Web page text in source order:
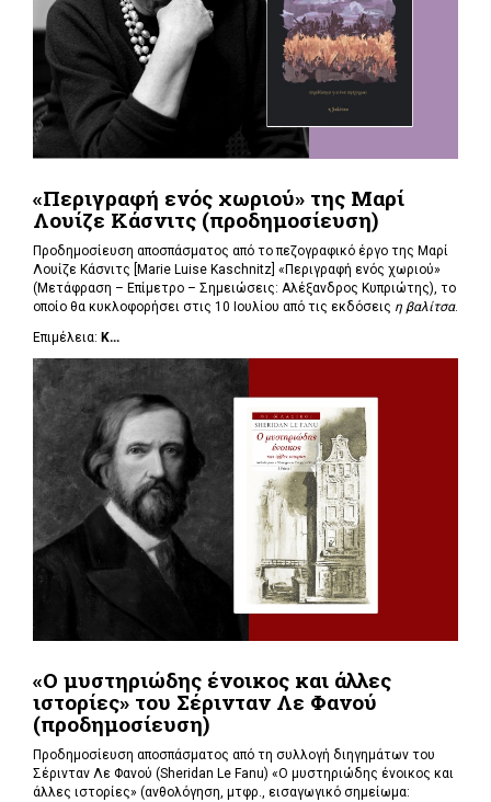
«Περιγραφή ενός χωριού» της Μαρί
Λουίζε Κάσνιτς (προδημοσίευση)
Προδημοσίευση αποσπάσματος από το πεζογραφικό έργο της Μαρί
Λουίζε Κάσνιτς [Marie Luise Kaschnitz] «Περιγραφή ενός χωριού»
(Μετάφραση – Επίμετρο – Σημειώσεις: Αλέξανδρος Κυπριώτης), το
οποίο θα κυκλοφορήσει στις 10 Ιουλίου από τις εκδόσεις η βαλίτσα.
Επιμέλεια: Κ...
«Ο μυστηριώδης ένοικος και άλλες
ιστορίες» του Σέρινταν Λε Φανού
(προδημοσίευση)
Προδημοσίευση αποσπάσματος από τη συλλογή διηγημάτων του
Σέρινταν Λε Φανού (Sheridan Le Fanu) «Ο μυστηριώδης ένοικος και
άλλες ιστορίες» (ανθολόγηση, μτφρ., εισαγωγικό σημείωμα: